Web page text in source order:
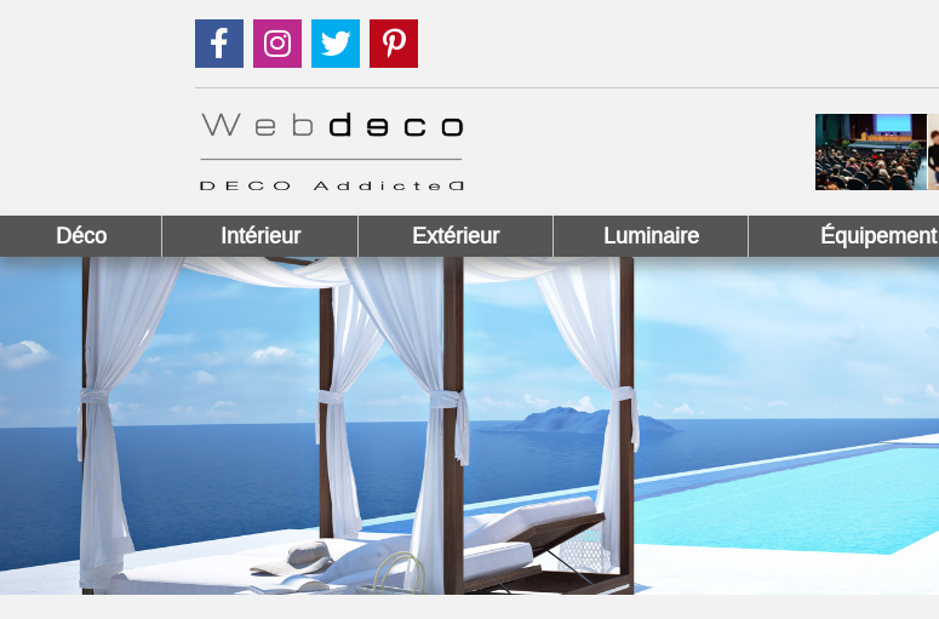
Suivez nous sur Facebook !
Suivez nous sur Instagram !
Suivez nous sur Twitter !
Déco Intérieur Extérieur Luminaire Équipement